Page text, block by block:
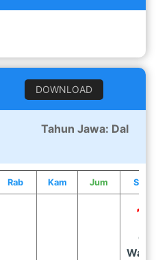
DOWNLOAD
Tahun Jawa: Dal
Rab Kam Jum Sab
1
6
Wage